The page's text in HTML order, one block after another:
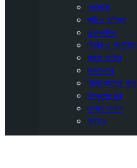
খেলাধুলা
কৃষি ও বাণিজ্য
এক্সক্লুসিভ
বিজ্ঞান ও প্রযুক্তি
লাইফ স্টাইল
সাক্ষাৎকার
ভিন্ন স্বাদের খবর
উপকূলের মুখ
তৃণমূল সংলাপ
অপরাধ